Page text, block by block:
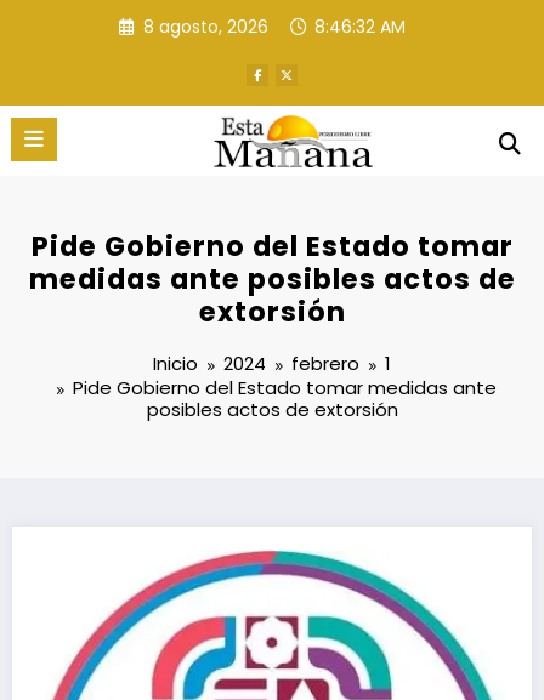
8 agosto, 2026 8:46:33 AM
Pide Gobierno del Estado tomar
medidas ante posibles actos de
extorsión
Inicio 2024 febrero
1
Pide Gobierno del Estado tomar medidas ante
posibles actos de extorsión